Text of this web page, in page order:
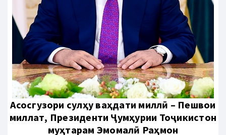
Aсосгузори сулҳу ваҳдати миллӣ – Пешвои
миллат, Президенти Ҷумҳурии Тоҷикистон
муҳтарам Эмомалӣ Раҳмон